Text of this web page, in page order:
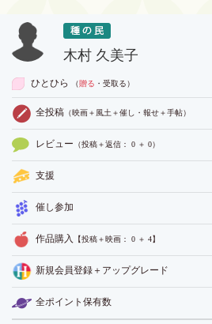
木村 久美子
ひとひら （贈る ・受取る）
全投稿 （映画＋風土＋催し・報せ＋手帖）
レビュー （投稿＋返信： 0 ＋ 0）
支援
催し参加
作品購入 【投稿＋映画： 0 ＋ 4】
新規会員登録＋アップグレード
全ポイント保有数